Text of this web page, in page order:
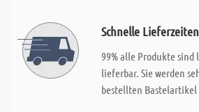
Schnelle Lieferzeiten
99% alle Produkte
lieferbar. Sie werden
bestellten